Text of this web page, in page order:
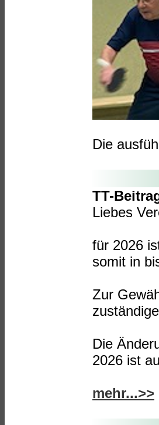
Die
TT-
Liebes
für 2026
somit in
Zur
Die
2026 ist
mehr...>>